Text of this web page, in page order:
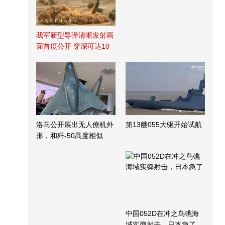
我军新型导弹清晰发射画
面首度公开 穿深可达10
洛马公开展出无人僚机外
形，和歼-50高度相似
第13艘055大驱开始试航
中国052D在冲之鸟礁海